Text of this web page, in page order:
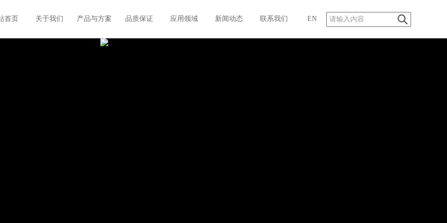
首页 关于我们 产品与方案 品质保证 应用领域 新闻动态 联系我们 EN